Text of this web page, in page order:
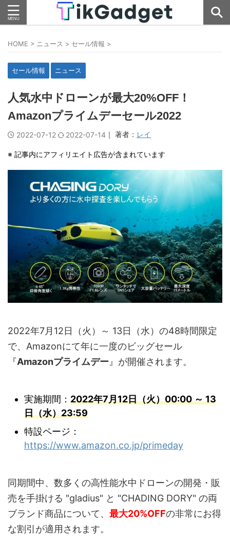
HOME > ニュース > セール情報 >
セール情報 ニュース
人気水中ドローンが最大20%OFF！
Amazonプライムデーセール2022
2022-07-12 2022-07-14 ｜ 著者： レイ
※ 記事内にアフィリエイト広告が含まれています
2022年7月12日（火）～ 13日（水）の48時間限定
で、Amazonにて年に一度のビッグセール
『Amazonプライムデー 』が開催されます。
実施期間： 2022年7月12日（火）00:00 ～ 13
日（水）23:59
特設ページ：
https://www.amazon.co.jp/primeday
同期間中、数多くの高性能水中ドローンの開発・販
売を手掛ける "gladius" と "CHADING DORY" の両
ブランド商品について、 最大20%OFFの非常にお得
な割引が適用されます。